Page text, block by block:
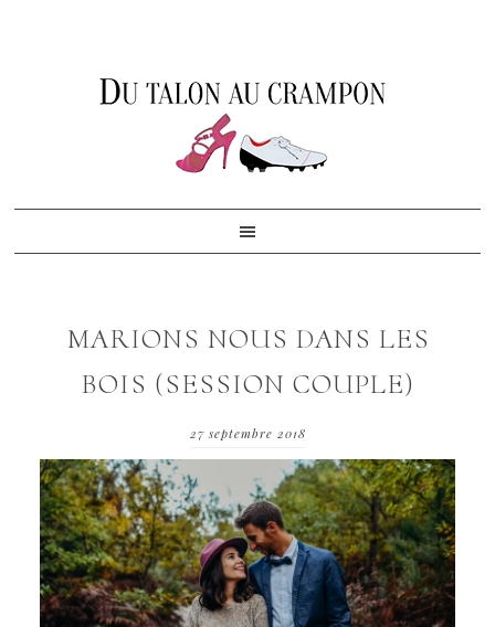
MARIONS NOUS DANS LES
BOIS (SESSION COUPLE)
27 septembre 2018